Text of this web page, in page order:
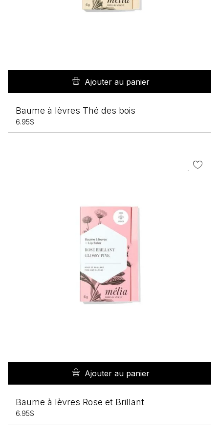
Ajouter au panier
Baume à lèvres Thé des bois
6.95$
Ajouter au panier
Baume à lèvres Rose et Brillant
6.95$